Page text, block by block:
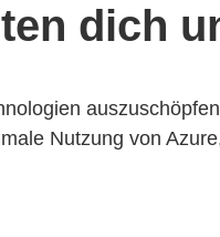
dich
Nutzung von